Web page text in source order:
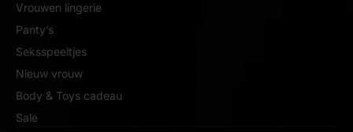
Vrouwen lingerie
Panty’s
Seksspeeltjes
Nieuw vrouw
Body & Toys cadeau
Sale